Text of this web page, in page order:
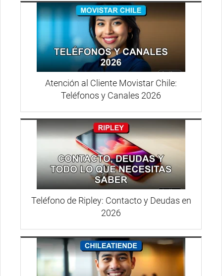
Atención al Cliente Movistar Chile:
Teléfonos y Canales 2026
Teléfono de Ripley: Contacto y Deudas en
2026